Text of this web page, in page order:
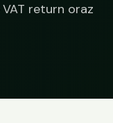
return oraz